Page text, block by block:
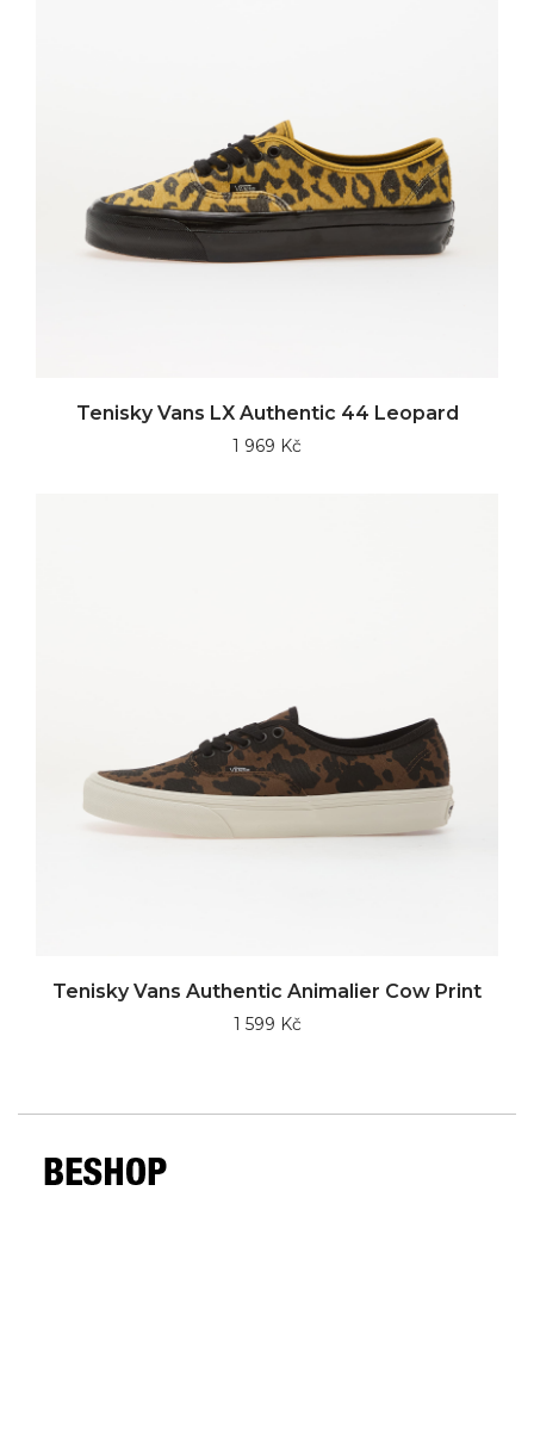
Tenisky Vans LX Authentic 44 Leopard
1 969 Kč
Tenisky Vans Authentic Animalier Cow Print
1 599 Kč